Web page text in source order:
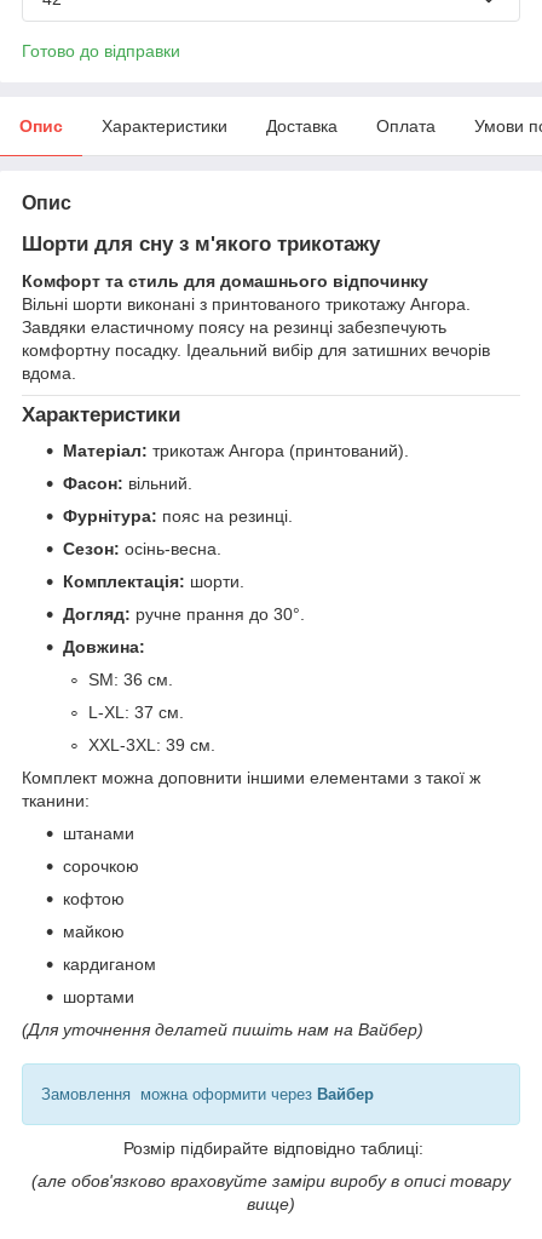
Готово до відправки
Опис Характеристики Доставка Оплата Умови
Опис
Шорти для сну з м'якого трикотажу
Комфорт та стиль для домашнього відпочинку
Вільні шорти виконані з принтованого трикотажу Ангора.
Завдяки еластичному поясу на резинці забезпечують
комфортну посадку. Ідеальний вибір для затишних вечорів
вдома.
Характеристики
Матеріал: трикотаж Ангора (принтований).
Фасон: вільний.
Фурнітура: пояс на резинці.
Сезон: осінь-весна.
Комплектація: шорти.
Догляд: ручне прання до 30°.
Довжина:
SM: 36 см.
L-XL: 37 см.
XXL-3XL: 39 см.
Комплект можна доповнити іншими елементами з такої ж
тканини:
штанами
сорочкою
кофтою
майкою
кардиганом
шортами
(Для уточнення делатей пишіть нам на Вайбер)
Замовлення можна оформити через Вайбер
Розмір підбирайте відповідно таблиці:
(але обов'язково враховуйте заміри виробу в описі товару
вище)